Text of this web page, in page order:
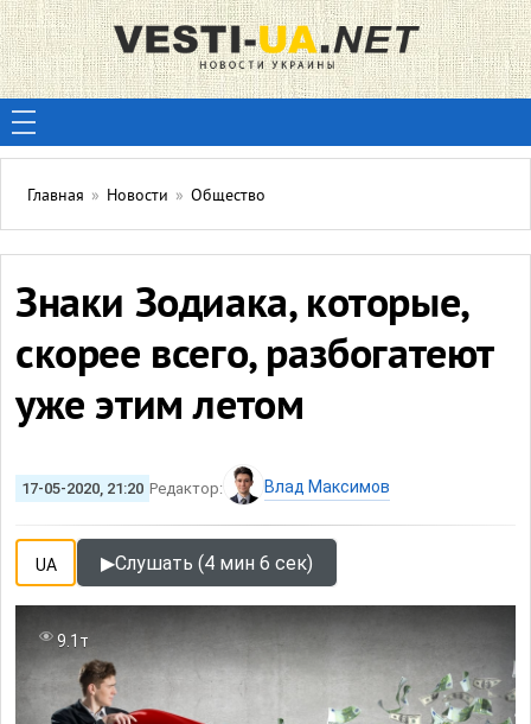
Главная » Новости » Общество
Знаки Зодиака, которые,
скорее всего, разбогатеют
уже этим летом
17-05-2020, 21:20 Редактор: Влад Максимов
UA ▶Слушать (4 мин 6 сек)
9.1т